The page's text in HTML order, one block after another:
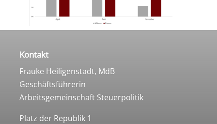
Kontakt
Frauke Heiligenstadt, MdB
Geschäftsführerin
Arbeitsgemeinschaft Steuerpolitik
Platz der Republik 1